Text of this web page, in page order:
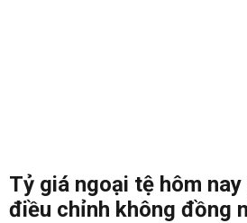
Tỷ giá ngoại tệ hôm
điều chỉnh không đồng